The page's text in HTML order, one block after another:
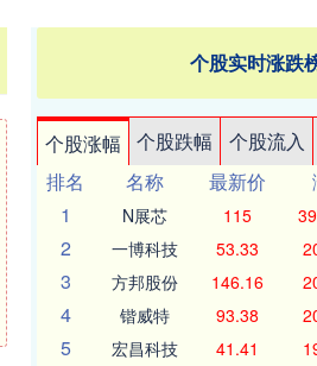
个股实时涨跌
个股涨幅 个股跌幅 个股流入
排名
名称 最新价
1
N展芯 115
2 一博科技 53.33
3 方邦股份 146.16
4 锴威特 93.38
5 宏昌科技 41.41